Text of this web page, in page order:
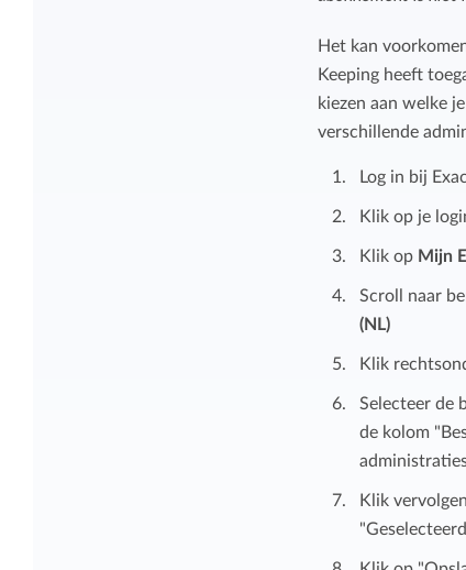
Houd overzicht en pas de structuur
die bij jou en je organisatie past.
Deel Keeping precies in zoals bij je
Rapportage dashboards
Eenvoudig direct inzicht in de uren van
Het kan
Keeping heeft
kiezen aan welke
verschillende
Log in bij
Klik op je
Klik op Mijn
Scroll naar
(NL)
Klik
Selecteer de
de kolom
Klik